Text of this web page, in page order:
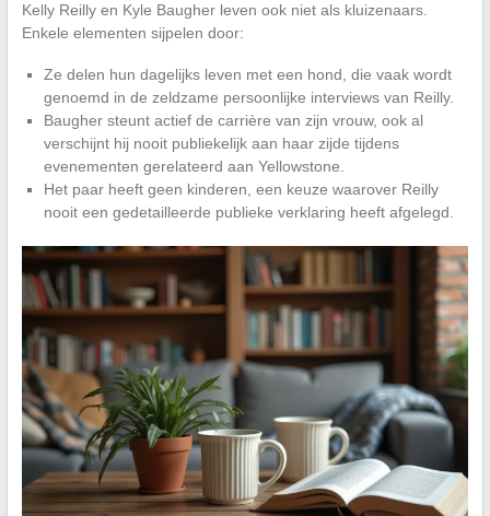
Kelly Reilly en Kyle Baugher leven ook niet als kluizenaars.
Enkele elementen sijpelen door:
Ze delen hun dagelijks leven met een hond, die vaak wordt
genoemd in de zeldzame persoonlijke interviews van Reilly.
Baugher steunt actief de carrière van zijn vrouw, ook al
verschijnt hij nooit publiekelijk aan haar zijde tijdens
evenementen gerelateerd aan Yellowstone.
Het paar heeft geen kinderen, een keuze waarover Reilly
nooit een gedetailleerde publieke verklaring heeft afgelegd.